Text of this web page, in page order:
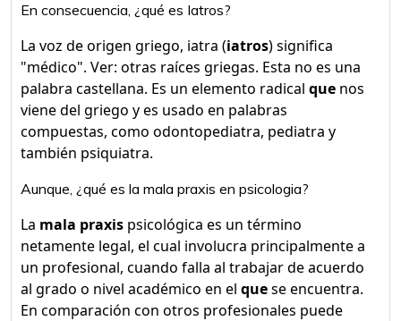
En consecuencia, ¿qué es Iatros?
La voz de origen griego, iatra (iatros) significa
"médico". Ver: otras raíces griegas. Esta no es una
palabra castellana. Es un elemento radical que nos
viene del griego y es usado en palabras
compuestas, como odontopediatra, pediatra y
también psiquiatra.
Aunque, ¿qué es la mala praxis en psicologia?
La mala praxis psicológica es un término
netamente legal, el cual involucra principalmente a
un profesional, cuando falla al trabajar de acuerdo
al grado o nivel académico en el quese encuentra.
En comparación con otros profesionales puede